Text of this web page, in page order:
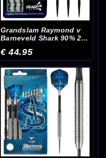
Grandslam Raymond v
Barneveld Shark 90% 21
€ 44.95